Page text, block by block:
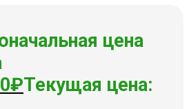
цена
₽Текущая цена: